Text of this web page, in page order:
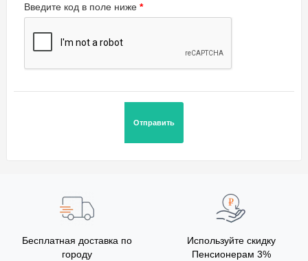
Введите код в поле ниже
Бесплатная доставка по
городу
Используйте скидку
Пенсионерам 3%